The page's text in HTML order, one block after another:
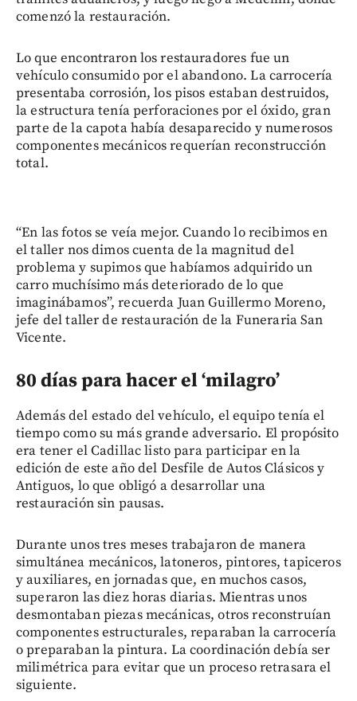
comenzó la restauración.
Lo que encontraron los restauradores fue un
vehículo consumido por el abandono. La carrocería
presentaba corrosión, los pisos estaban destruidos,
la estructura tenía perforaciones por el óxido, gran
parte de la capota había desaparecido y numerosos
componentes mecánicos requerían reconstrucción
total.
“En las fotos se veía mejor. Cuando lo recibimos en
el taller nos dimos cuenta de la magnitud del
problema y supimos que habíamos adquirido un
carro muchísimo más deteriorado de lo que
imaginábamos”, recuerda Juan Guillermo Moreno,
jefe del taller de restauración de la Funeraria San
Vicente.
80 días para hacer el ‘milagro’
Además del estado del vehículo, el equipo tenía el
tiempo como su más grande adversario. El propósito
era tener el Cadillac listo para participar en la
edición de este año del Desfile de Autos Clásicos y
Antiguos, lo que obligó a desarrollar una
restauración sin pausas.
Durante unos tres meses trabajaron de manera
simultánea mecánicos, latoneros, pintores, tapiceros
y auxiliares, en jornadas que, en muchos casos,
superaron las diez horas diarias. Mientras unos
desmontaban piezas mecánicas, otros reconstruían
componentes estructurales, reparaban la carrocería
o preparaban la pintura. La coordinación debía ser
milimétrica para evitar que un proceso retrasara el
siguiente.